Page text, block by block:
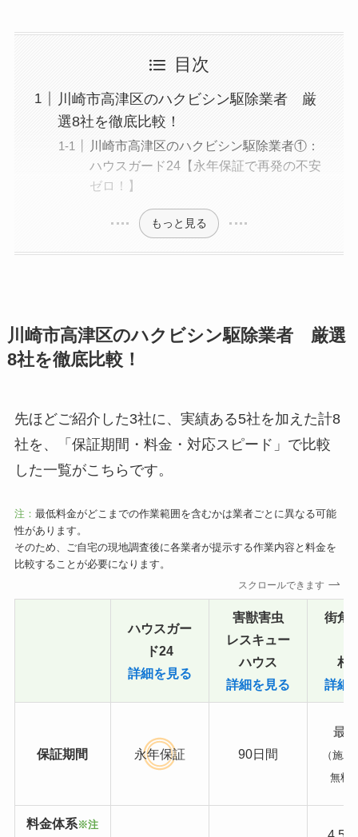
目次
川崎市高津区のハクビシン駆除業者 厳
選8社を徹底比較！
川崎市高津区のハクビシン駆除業者①：
ハウスガード24【永年保証で再発の不安
ゼロ！】
もっと見る
川崎市高津区のハクビシン駆除業者 厳選
8社を徹底比較！
先ほどご紹介した3社に、実績ある5社を加えた計8
社を、「保証期間・料金・対応スピード」で比較
した一覧がこちらです。
注： 最低料金がどこまでの作業範囲を含むかは業者ごとに異なる可能
性があります。
そのため、ご自宅の現地調査後に各業者が提示する作業内容と料金を
比較することが必要になります。
スクロールできます
ハウスガー
ド24
詳細を見る
害獣害虫
レスキュー
ハウス
詳細を見る
街角
相
詳細
保証期間 永年保証 90日間
最
（施
無料
料金体系※注